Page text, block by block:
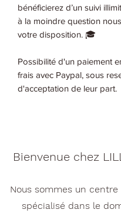
bénéficierez d’un suivi
à la moindre question
votre disposition. 🎓
Possibilité d'un paiement
frais avec Paypal, sous
d'acceptation de leur part.
Bienvenue chez
Nous sommes un
spécialisé dans le